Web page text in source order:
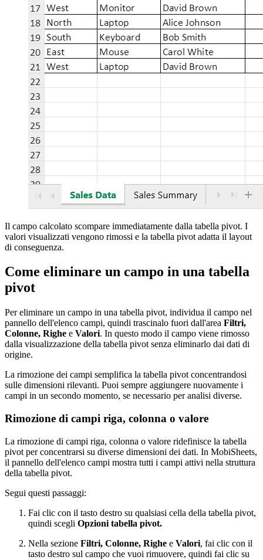
Il campo calcolato scompare immediatamente dalla tabella pivot. I
valori visualizzati vengono rimossi e la tabella pivot adatta il layout
di conseguenza.
Come eliminare un campo in una tabella
pivot
Per eliminare un campo in una tabella pivot, individua il campo nel
pannello dell'elenco campi, quindi trascinalo fuori dall'area Filtri,
Colonne, Righe e Valori. In questo modo il campo viene rimosso
dalla visualizzazione della tabella pivot senza eliminarlo dai dati di
origine.
La rimozione dei campi semplifica la tabella pivot concentrandosi
sulle dimensioni rilevanti. Puoi sempre aggiungere nuovamente i
campi in un secondo momento, se necessario per analisi diverse.
Rimozione di campi riga, colonna o valore
La rimozione di campi riga, colonna o valore ridefinisce la tabella
pivot per concentrarsi su diverse dimensioni dei dati. In MobiSheets,
il pannello dell'elenco campi mostra tutti i campi attivi nella struttura
della tabella pivot.
Segui questi passaggi:
Fai clic con il tasto destro su qualsiasi cella della tabella pivot,
quindi scegli Opzioni tabella pivot.
Nella sezione Filtri, Colonne, Righe e Valori, fai clic con il
tasto destro sul campo che vuoi rimuovere, quindi fai clic su